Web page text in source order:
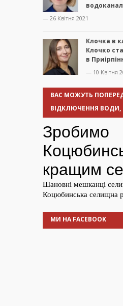
— 26 Квітня 2021
Клочка в
Клочко
в
— 10 Квітня
ВАС МОЖУТЬ
ВІДКЛЮЧЕННЯ ВОДИ,
МИ НА FACEBOOK